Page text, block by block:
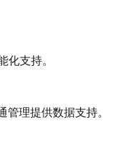
支持。
理提供数据支持。